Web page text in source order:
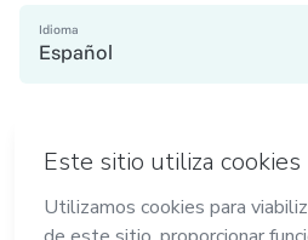
Idioma
Español
Hecho con en Belo Horizonte